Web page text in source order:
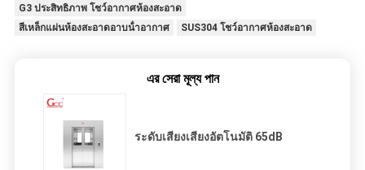
G3 ประสิทธิภาพ โชว์อากาศห้องสะอาด
สีเหล็กแผ่นห้องสะอาดอาบน้ําอากาศ
SUS304 โชว์อากาศห้องสะอาด
এর সেরা মূল্য পান
ระดับเสียงเสียงอัตโนมัติ 65dB